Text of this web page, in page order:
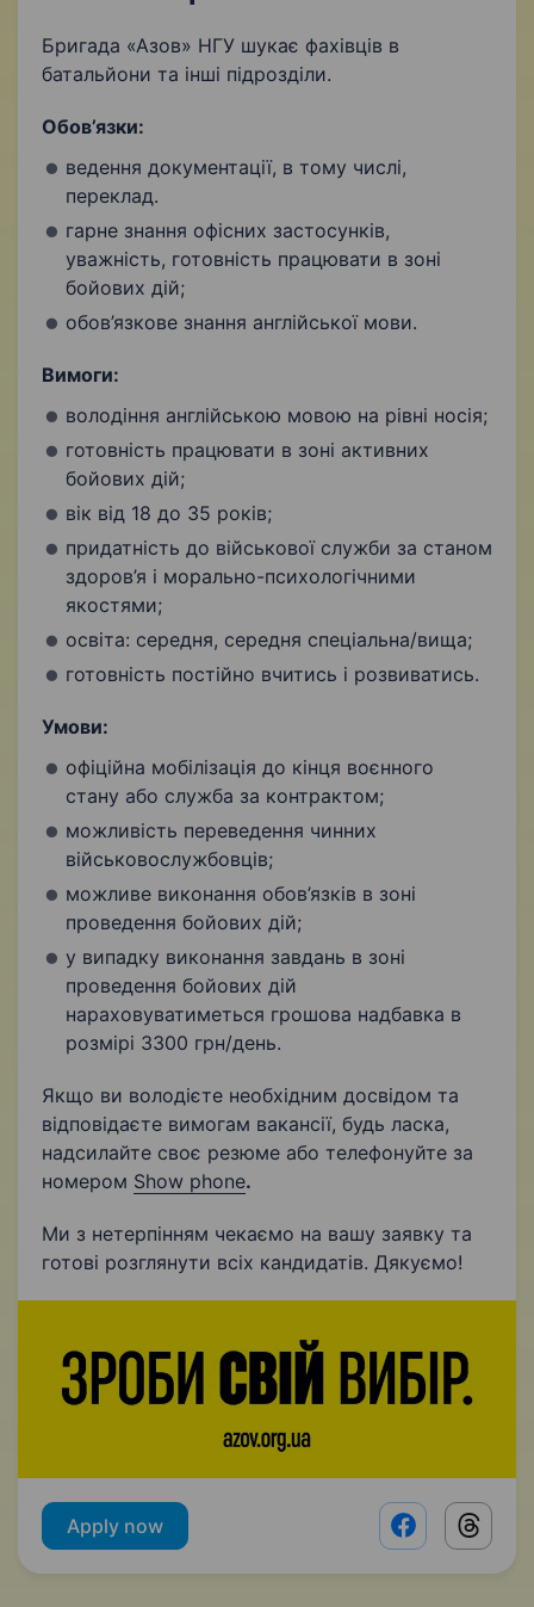
Бригада «Азов» НГУ шукає фахівців в
батальйони та інші підрозділи.
Обов’язки:
ведення документації, в тому числі,
переклад.
гарне знання офісних застосунків,
уважність, готовність працювати в зоні
бойових дій;
обов’язкове знання англійської мови.
Вимоги:
володіння англійською мовою на рівні носія;
готовність працювати в зоні активних
бойових дій;
вік від 18 до 35 років;
придатність до військової служби за станом
здоров’я і морально-психологічними
якостями;
освіта: середня, середня спеціальна/вища;
готовність постійно вчитись і розвиватись.
Умови:
офіційна мобілізація до кінця воєнного
стану або служба за контрактом;
можливість переведення чинних
військовослужбовців;
можливе виконання обов’язків в зоні
проведення бойових дій;
у випадку виконання завдань в зоні
проведення бойових дій
нараховуватиметься грошова надбавка в
розмірі 3300 грн/день.
Якщо ви володієте необхідним досвідом та
відповідаєте вимогам вакансії, будь ласка,
надсилайте своє резюме або телефонуйте за
номером Show phone.
Ми з нетерпінням чекаємо на вашу заявку та
готові розглянути всіх кандидатів. Дякуємо!
Apply now Facebook